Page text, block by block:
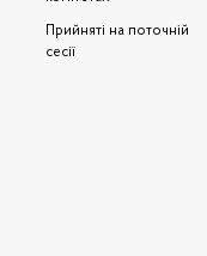
Прийняті на поточній
сесії